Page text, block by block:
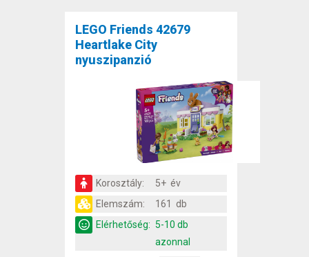
LEGO Friends 42679
Heartlake City
nyuszipanzió
Korosztály:
5+ év
Elemszám:
161 db
Elérhetőség: 5-10 db
azonnal